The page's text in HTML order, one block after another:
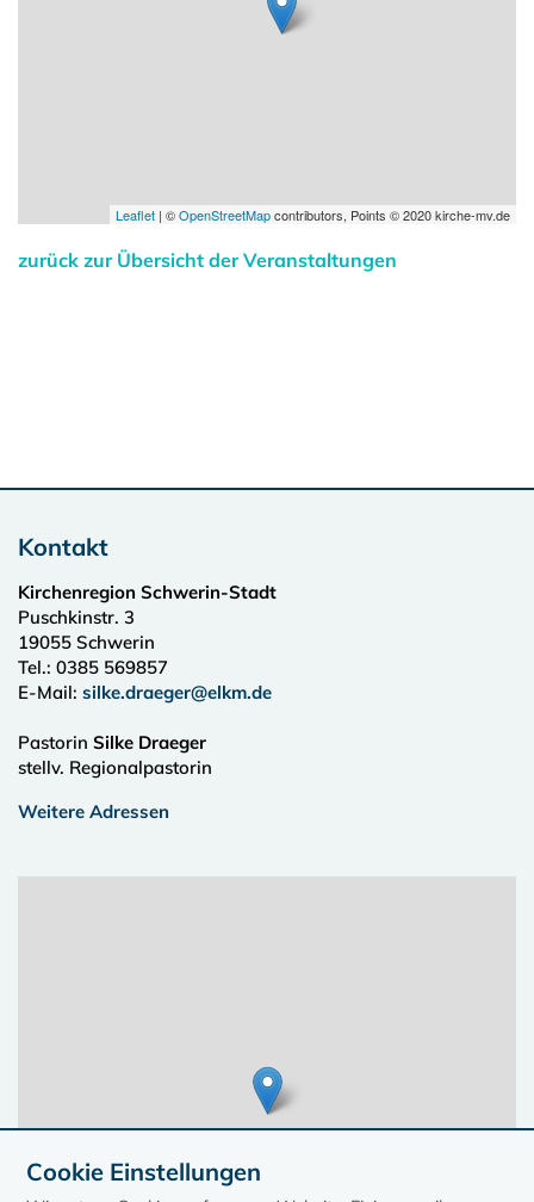
Leaflet | ©OpenStreetMapcontributors, Points © 2020 kirche-mv.de
zurück zur Übersicht der Veranstaltungen
Kontakt
Kirchenregion Schwerin-Stadt
Puschkinstr. 3
19055 Schwerin
Tel.: 0385 569857
E-Mail: silke.draeger@elkm.de
Pastorin Silke Draeger
stellv. Regionalpastorin
Weitere Adressen
Cookie Einstellungen